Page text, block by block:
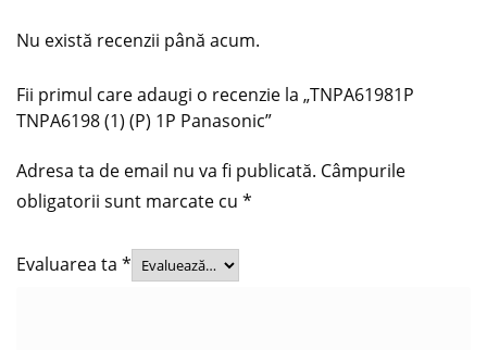
Nu există recenzii până acum.
Fii primul care adaugi o recenzie la „TNPA61981P
TNPA6198 (1) (P) 1P Panasonic”
Adresa ta de email nu va fi publicată. Câmpurile
obligatorii sunt marcate cu *
Evaluarea ta *